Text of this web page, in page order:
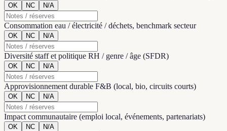
OK NC N/A
Consommation eau / électricité / déchets, benchmark secteur
OK NC N/A
Diversité staff et politique RH / genre / âge (SFDR)
OK NC N/A
Approvisionnement durable F&B (local, bio, circuits courts)
OK NC N/A
Impact communautaire (emploi local, événements, partenariats)
OK NC N/A